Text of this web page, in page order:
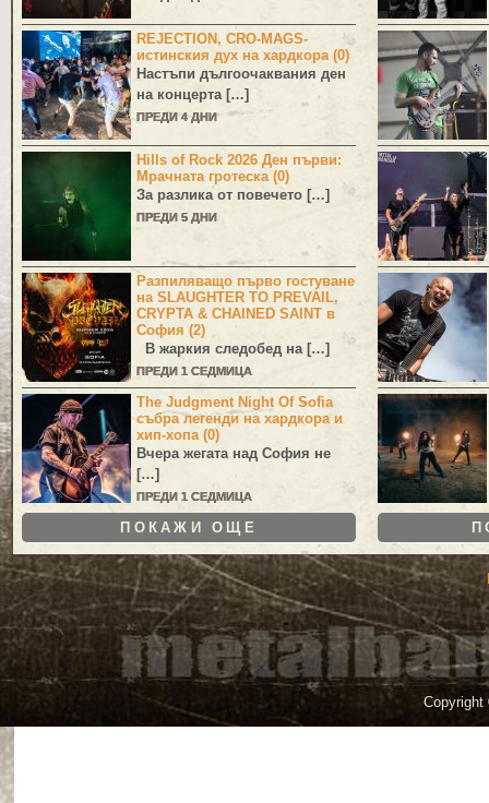
REJECTION, CRO-MAGS-
истинския дух на хардкора (0)
Настъпи дългоочаквания ден
на концерта […]
ПРЕДИ 4 ДНИ
Hills of Rock 2026 Ден първи:
Мрачната гротеска (0)
За разлика от повечето […]
ПРЕДИ 5 ДНИ
Разпиляващо първо гостуване
на SLAUGHTER TO PREVAIL,
CRYPTA & CHAINED SAINT в
София (2)
В жаркия следобед на […]
ПРЕДИ 1 СЕДМИЦА
The Judgment Night Of Sofia
събра легенди на хардкора и
хип-хопа (0)
Вчера жегата над София не
[…]
ПРЕДИ 1 СЕДМИЦА
ПОКАЖИ ОЩЕ